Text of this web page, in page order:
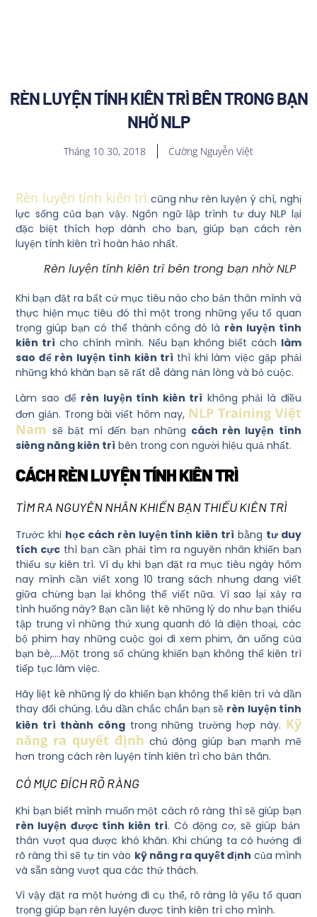
RÈN LUYỆN TÍNH KIÊN TRÌ BÊN TRONG BẠN
NHỜ NLP
Tháng 10 30, 2018 Cường Nguyễn Việt
Rèn luyện tính kiên trì cũng như rèn luyện ý chí, nghị
lực sống của bạn vậy. Ngôn ngữ lập trình tư duy NLP lại
đặc biệt thích hợp dành cho bạn, giúp bạn cách rèn
luyện tính kiên trì hoàn hảo nhất.
Rèn luyện tính kiên trì bên trong bạn nhờ NLP
Khi bạn đặt ra bất cứ mục tiêu nào cho bản thân mình và
thực hiện mục tiêu đó thì một trong những yếu tố quan
trọng giúp bạn có thể thành công đó là rèn luyện tính
kiên trì cho chính mình. Nếu bạn không biết cách làm
sao để rèn luyện tính kiên trì thì khi làm việc gặp phải
những khó khăn bạn sẽ rất dễ dàng nản lòng và bỏ cuộc.
Làm sao để rèn luyện tính kiên trì không phải là điều
đơn giản. Trong bài viết hôm nay, NLP Training Việt
Nam sẽ bật mí đến bạn những cách rèn luyện tính
siêng năng kiên trì bên trong con người hiệu quả nhất.
CÁCH RÈN LUYỆN TÍNH KIÊN TRÌ
TÌM RA NGUYÊN NHÂN KHIẾN BẠN THIẾU KIÊN TRÌ
Trước khi học cách rèn luyện tính kiên trì bằng tư duy
tích cực thì bạn cần phải tìm ra nguyên nhân khiến bạn
thiếu sự kiên trì. Ví dụ khi bạn đặt ra mục tiêu ngày hôm
nay mình cần viết xong 10 trang sách nhưng đang viết
giữa chừng bạn lại không thể viết nữa. Vì sao lại xảy ra
tình huống này? Bạn cần liệt kê những lý do như bạn thiếu
tập trung vì những thứ xung quanh đó là điện thoại, các
bộ phim hay những cuộc gọi đi xem phim, ăn uống của
bạn bè,….Một trong số chúng khiến bạn không thể kiên trì
tiếp tục làm việc.
Hãy liệt kê những lý do khiến bạn không thể kiên trì và dần
thay đổi chúng. Lâu dần chắc chắn bạn sẽ rèn luyện tính
kiên trì thành côngtrong những trường hợp này. Kỹ
năng ra quyết định chủ động giúp bạn mạnh mẽ
hơn trong cách rèn luyện tính kiên trì cho bản thân.
CÓ MỤC ĐÍCH RÕ RÀNG
Khi bạn biết mình muốn một cách rõ ràng thì sẽ giúp bạn
rèn luyện được tính kiên trì. Có động cơ, sẽ giúp bản
thân vượt qua được khó khăn. Khi chúng ta có hướng đi
rõ ràng thì sẽ tự tin vào kỹ năng ra quyết định của mình
và sẵn sàng vượt qua các thử thách.
Vì vậy đặt ra một hướng đi cụ thể, rõ ràng là yếu tố quan
trọng giúp bạn rèn luyện được tính kiên trì cho mình.